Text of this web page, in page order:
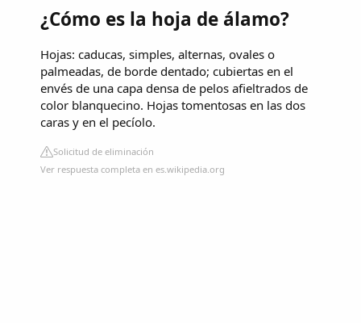
¿Cómo es la hoja de álamo?
Hojas: caducas, simples, alternas, ovales o
palmeadas, de borde dentado; cubiertas en el
envés de una capa densa de pelos afieltrados de
color blanquecino. Hojas tomentosas en las dos
caras y en el pecíolo.
Solicitud de eliminación
Ver respuesta completa en es.wikipedia.org